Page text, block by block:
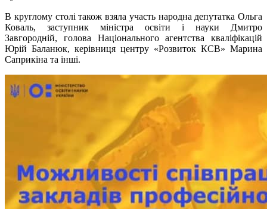
В круглому столі також взяла участь народна депутатка Ольга
Коваль, заступник міністра освіти і науки Дмитро
Завгородній, голова Національного агентства кваліфікацій
Юрій Баланюк, керівниця центру «Розвиток КСВ» Марина
Саприкіна та інші.